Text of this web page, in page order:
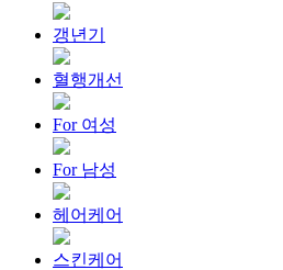
갱년기
혈행개선
For 여성
For 남성
헤어케어
스킨케어